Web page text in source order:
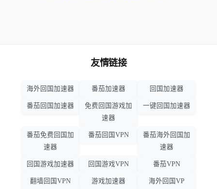
友情链接
海外回国加速器 番茄加速器 回国加速器
番茄回国加速器
免费回国游戏加
速器
一键回国加速器
番茄免费回国加
速器
番茄回国VPN
番茄海外回国加
速器
回国游戏加速器 回国游戏VPN 番茄VPN
翻墙回国VPN 游戏加速器 海外回国VP